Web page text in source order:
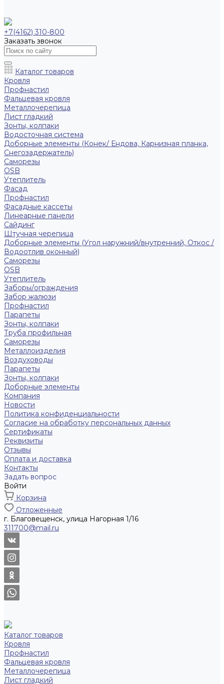
+7(4162) 310-800
Заказать звонок
Каталог товаров
Кровля
Профнастил
Фальцевая кровля
Металлочерепица
Лист гладкий
Зонты, колпаки
Водосточная система
Доборные элементы (Конек/ Ендова, Карнизная планка,
Снегозадержатель)
Саморезы
ОSB
Утеплитель
Фасад
Профнастил
Фасадные кассеты
Линеарные панели
Сайдинг
Штучная черепица
Доборные элементы (Угол наружний/внутренний, Откос /
Водоотлив оконный)
Саморезы
OSB
Утеплитель
Заборы/ограждения
Забор жалюзи
Профнастил
Парапеты
Зонты, колпаки
Труба профильная
Саморезы
Металлоизделия
Воздуховоды
Парапеты
Зонты, колпаки
Доборные элементы
Компания
Новости
Политика конфиденциальности
Согласие на обработку персональных данных
Сертификаты
Реквизиты
Отзывы
Оплата и доставка
Контакты
Задать вопрос
Войти
Корзина
Отложенные
г. Благовещенск, улица Нагорная 1/16
311700@mail.ru
Каталог товаров
Кровля
Профнастил
Фальцевая кровля
Металлочерепица
Лист гладкий